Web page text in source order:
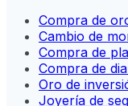
Compra de
Cambio de
Compra de
Compra de
Oro de
Joyería de